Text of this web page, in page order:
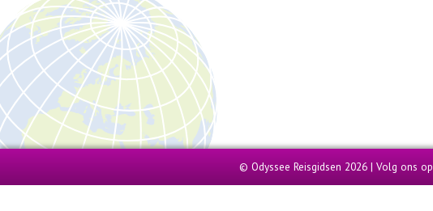
© Odyssee Reisgidsen 2026 | Volg ons op